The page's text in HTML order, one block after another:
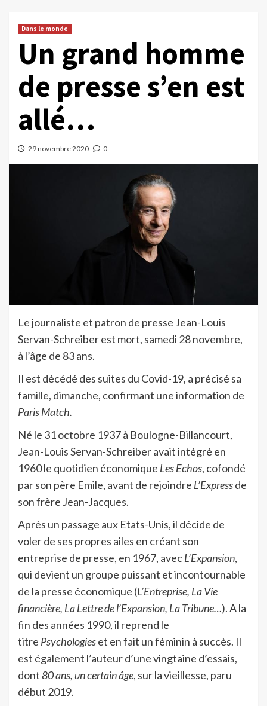
Dans le monde
Un grand homme
de presse s’en est
allé…
29 novembre 2020 0
Le journaliste et patron de presse Jean-Louis
Servan-Schreiber est mort, samedi 28 novembre,
à l’âge de 83 ans.
Il est décédé des suites du Covid-19, a précisé sa
famille, dimanche, confirmant une information de
Paris Match.
Né le 31 octobre 1937 à Boulogne-Billancourt,
Jean-Louis Servan-Schreiber avait intégré en
1960 le quotidien économique Les Echos, cofondé
par son père Emile, avant de rejoindre L’Expressde
son frère Jean-Jacques.
Après un passage aux Etats-Unis, il décide de
voler de ses propres ailes en créant son
entreprise de presse, en 1967, avecL’Expansion,
qui devient un groupe puissant et incontournable
de la presse économique (L’Entreprise, La Vie
financière, La Lettre de l’Expansion, La Tribune…). A la
fin des années 1990, il reprend le
titre Psychologieset en fait un féminin à succès. Il
est également l’auteur d’une vingtaine d’essais,
dont80 ans, un certain âge, sur la vieillesse, paru
début 2019.